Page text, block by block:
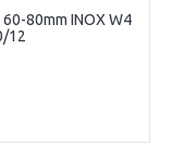
80mm INOX W4
12